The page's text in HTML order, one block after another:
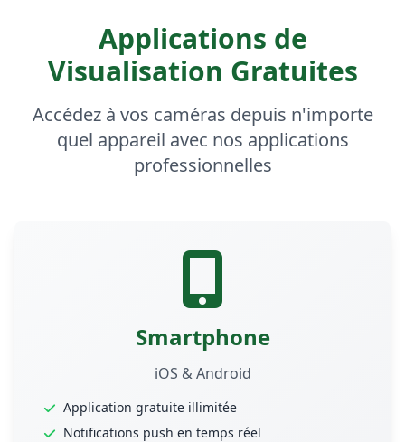
Applications de
Visualisation Gratuites
Accédez à vos caméras depuis n'importe
quel appareil avec nos applications
professionnelles
Smartphone
iOS & Android
Application gratuite illimitée
Notifications push en temps réel